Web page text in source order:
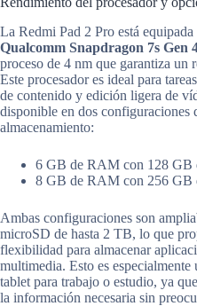
La Redmi Pad 2 Pro está equipada
Qualcomm Snapdragon 7s Gen
proceso de 4 nm que garantiza un
Este procesador es ideal para
de contenido y edición ligera de
disponible en dos
almacenamiento:
6 GB de RAM con 128 GB
8 GB de RAM con 256 GB
Ambas configuraciones son
microSD de hasta 2 TB, lo que
flexibilidad para almacenar
multimedia. Esto es
tablet para trabajo o estudio, ya
la información necesaria sin